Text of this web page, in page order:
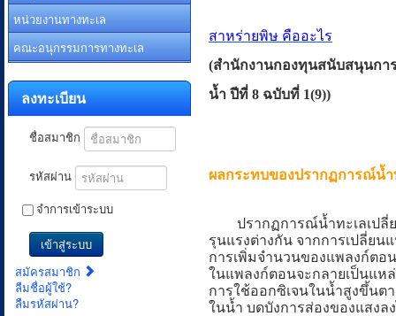
หน่วยงานทางทะเล
คณะอนุกรรมการทางทะเล
ลงทะเบียน
ชื่อสมาชิก
รหัสผ่าน
จำการเข้าระบบ
เข้าสู่ระบบ
สมัครสมาชิก
ลืมชื่อผู้ใช้?
ลืมรหัสผ่าน?
สาหร่ายพิษ คืออะไร
(สำนักงานกองทุนสนับสนุนกา
น้ำ ปีที่ 8 ฉบับที่ 1(9))
ผลกระทบของปรากฏการณ์น้ำ
ปรากฏการณ์น้ำทะเลเปลี่ย
รุนแรงต่างกัน จากการเปลี่ยน
การเพิ่มจำนวนของแพลงก์ตอ
ในแพลงก์ตอนจะกลายเป็นแห
การใช้ออกซิเจนในน้ำสูงขึ้น
ในน้ำ บดบังการส่องของแสงล